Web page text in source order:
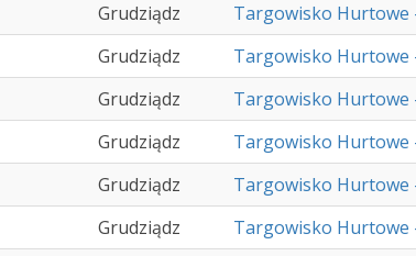
Grudziądz Targowisko Hurtowe
Grudziądz Targowisko Hurtowe
Grudziądz Targowisko Hurtowe
Grudziądz Targowisko Hurtowe
Grudziądz Targowisko Hurtowe
Grudziądz Targowisko Hurtowe